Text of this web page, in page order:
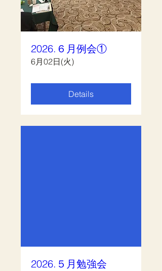
2026.６月例会①
6月02日(火)
Details
2026.５月勉強会